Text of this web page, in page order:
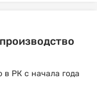
РК с начала года